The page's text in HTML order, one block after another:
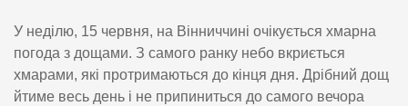
У неділю, 15 червня, на Вінниччині очікується хмарна
погода з дощами. З самого ранку небо вкриється
хмарами, які протримаються до кінця дня. Дрібний дощ
йтиме весь день і не припиниться до самого вечора